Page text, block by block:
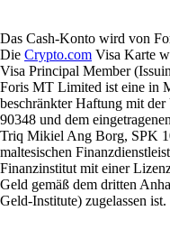
Das Cash-Konto wird von
Die Crypto.com Visa Karte
Visa Principal Member
Foris MT Limited ist eine in
beschränkter Haftung mit
90348 und dem
Triq Mikiel Ang Borg, SPK
maltesischen
Finanzinstitut mit einer
Geld gemäß dem dritten
Geld-Institute) zugelassen ist.